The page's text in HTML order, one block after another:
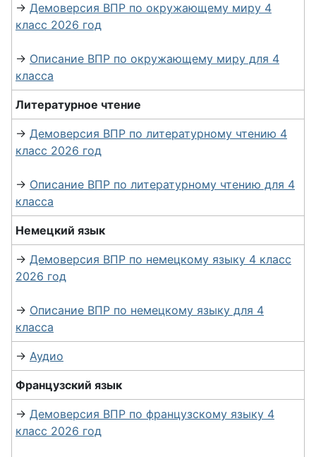
→ Демоверсия ВПР по окружающему миру 4
класс 2026 год
→ Описание ВПР по окружающему миру для 4
класса
Литературное чтение
→ Демоверсия ВПР по литературному чтению 4
класс 2026 год
→ Описание ВПР по литературному чтению для 4
класса
Немецкий язык
→ Демоверсия ВПР по немецкому языку 4 класс
2026 год
→ Описание ВПР по немецкому языку для 4
класса
→ Аудио
Французский язык
→ Демоверсия ВПР по французскому языку 4
класс 2026 год